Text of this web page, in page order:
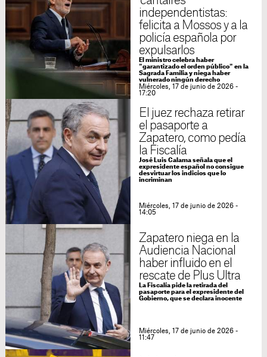
independentistas:
felicita a Mossos y a la
policía española por
expulsarlos
El ministro celebra haber
"garantizado el orden público" en la
Sagrada Família y niega haber
vulnerado ningún derecho
Miércoles, 17 de junio de 2026 -
17:20
El juez rechaza retirar
el pasaporte a
Zapatero, como pedía
la Fiscalía
José Luis Calama señala que el
expresidente español no consigue
desvirtuar los indicios que lo
incriminan
Miércoles, 17 de junio de 2026 -
14:05
Zapatero niega en la
Audiencia Nacional
haber influido en el
rescate de Plus Ultra
La Fiscalía pide la retirada del
pasaporte para el expresidente del
Gobierno, que se declara inocente
Miércoles, 17 de junio de 2026 -
11:47